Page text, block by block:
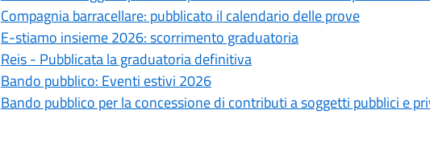
Compagnia barracellare: pubblicato il calendario delle prove
E-stiamo insieme 2026: scorrimento graduatoria
Reis - Pubblicata la graduatoria definitiva
Bando pubblico: Eventi estivi 2026
Bando pubblico per la concessione di contributi a soggetti pubblici e